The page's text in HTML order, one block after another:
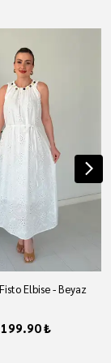
Elbise - Beyaz
₺